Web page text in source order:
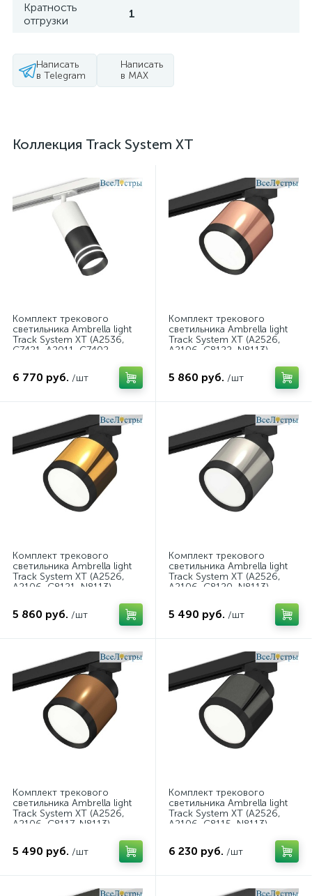
Кратность
отгрузки
1
Написать
в Telegram
Написать
в MAX
Коллекция Track System XT
Комплект трекового
светильника Ambrella light
Track System XT (A2536,
C7421, A2011, C7402,
6 770 руб. /шт
Комплект трекового
светильника Ambrella light
Track System XT (A2526,
A2106, C8122, N8113)
5 860 руб. /шт
Комплект трекового
светильника Ambrella light
Track System XT (A2526,
A2106, C8121, N8113)
5 860 руб. /шт
Комплект трекового
светильника Ambrella light
Track System XT (A2526,
A2106, C8120, N8113)
5 490 руб. /шт
Комплект трекового
светильника Ambrella light
Track System XT (A2526,
A2106, C8117, N8113)
5 490 руб. /шт
Комплект трекового
светильника Ambrella light
Track System XT (A2526,
A2106, C8115, N8113)
6 230 руб. /шт